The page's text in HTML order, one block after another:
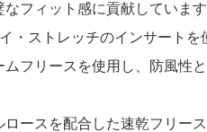
フィット感に貢献しています
・ストレッチのインサートを
フリースを使用し、防風性
ースを配合した速乾フリース